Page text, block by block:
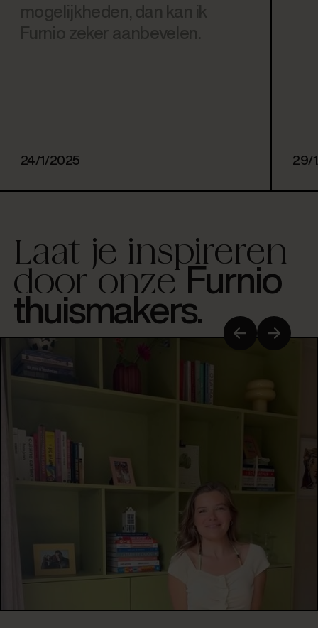
mogelijkheden, dan kan ik
Furnio zeker aanbevelen.
24/1/2025 29/
Laat je inspireren
door onze Furnio
thuismakers.